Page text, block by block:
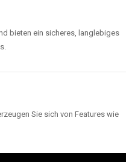
bieten ein sicheres, langlebiges
Sie sich von Features wie